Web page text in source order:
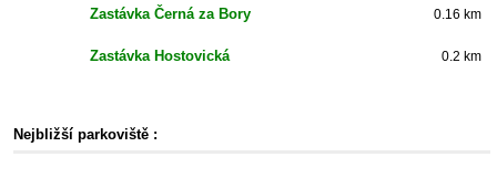
Zastávka Černá za Bory 0.16 km
Zastávka Hostovická 0.2 km
Nejbližší parkoviště :